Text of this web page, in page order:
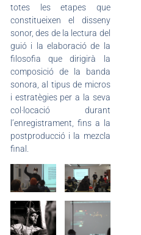
totes les etapes que
constitueixen el disseny
sonor, des de la lectura del
guió i la elaboració de la
filosofia que dirigirà la
composició de la banda
sonora, al tipus de micros
i estratègies per a la seva
col·locació durant
l’enregistrament, fins a la
postproducció i la mezcla
final.